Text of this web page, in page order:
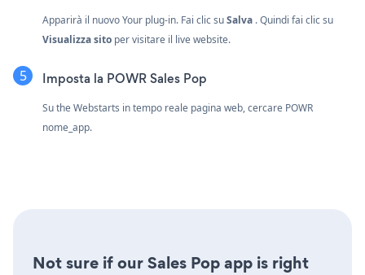
Apparirà il nuovo Your plug-in. Fai clic suSalva . Quindi fai clic su
Visualizza sito per visitare il live website.
Imposta la POWR Sales Pop
Su the Webstarts in tempo reale pagina web, cercare POWR
nome_app.
Not sure if our Sales Pop app is right